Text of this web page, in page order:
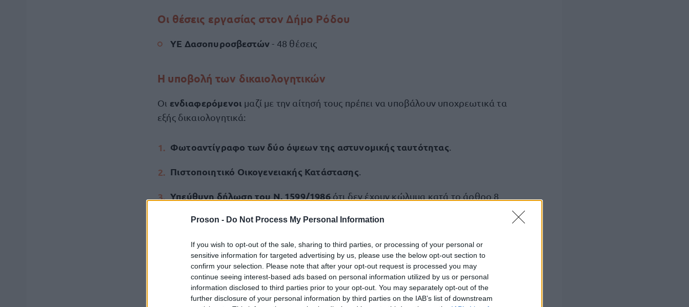
Proson - Do Not Process My Personal Information
If you wish to opt-out of the sale, sharing to third parties, or processing of your personal or
sensitive information for targeted advertising by us, please use the below opt-out section to
confirm your selection. Please note that after your opt-out request is processed you may
continue seeing interest-based ads based on personal information utilized by us or personal
information disclosed to third parties prior to your opt-out. You may separately opt-out of the
further disclosure of your personal information by third parties on the IAB’s list of downstream
Οι θέσεις εργασίας στον Δήμο Ρόδου
ΥΕ Δασοπυροσβεστών- 48 θέσεις
Η υποβολή των δικαιολογητικών
Οι ενδιαφερόμενοι μαζί με την αίτησή τους πρέπει να υποβάλουν υποχρεωτικά τα
εξής δικαιολογητικά:
Φωτοαντίγραφο των δύο όψεων της αστυνομικής ταυτότητας
Πιστοποιητικό Οικογενειακής Κατάστασης
Υπεύθυνη δήλωση του Ν. 1599/1986ότι δεν έχουν κώλυμα κατά το άρθρο 8
οποιαδήποτε ποινή για κλοπή, υπεξαίρεση (κοινή και στην υπηρεσία), απάτη,
την υπηρεσία, παράβαση καθήκοντος καθ' υποτροπή, συκοφαντική δυσφήμιση,
καθώς και για οποιοδήποτε έγκλημα κατά της γενετήσιας ελευθερίας ή οικονομικής
εκμετάλλευσης της γενετήσιας ζωής, β) ότι δεν είναι υπόδικοι και δεν έχουν
παραπεμφθεί με τελεσίδικο βούλευμα για κακούργημα ή για πλημμέλημα